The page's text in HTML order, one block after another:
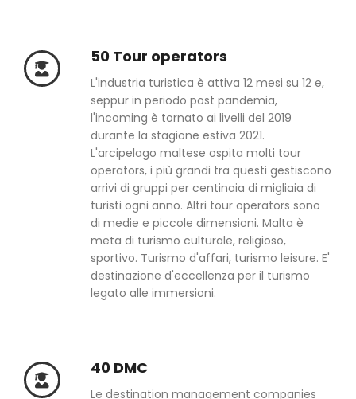
50 Tour operators
L'industria turistica è attiva 12 mesi su 12 e,
seppur in periodo post pandemia,
l'incoming è tornato ai livelli del 2019
durante la stagione estiva 2021.
L'arcipelago maltese ospita molti tour
operators, i più grandi tra questi gestiscono
arrivi di gruppi per centinaia di migliaia di
turisti ogni anno. Altri tour operators sono
di medie e piccole dimensioni. Malta è
meta di turismo culturale, religioso,
sportivo. Turismo d'affari, turismo leisure. E'
destinazione d'eccellenza per il turismo
legato alle immersioni.
40 DMC
Le destination management companies